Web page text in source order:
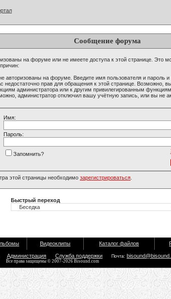
Сообщение форума
на форуме или не имеете доступа к этой странице. Это
авторизованы на форуме. Введите имя пользователя и пароль и
недостаточно прав для обращения к этой странице. Возможно,
администратора или к другим привилегированным функциям.
администратор отключил вашу учётную запись, или вы не
Имя:
Пароль:
Запомнить?
этой страницы необходимо зарегистрироваться
Быстрый переход
Видеоклипы Каталог файлов
Администрация Служба поддержки Почта:
Все права защищены © 2007-2026 Bisound.com